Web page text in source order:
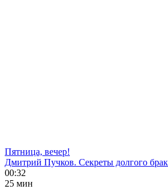
Пятница, вечер!
Дмитрий Пучков. Секреты долгого
00:32
25 мин